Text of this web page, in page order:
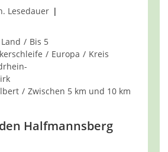
Lesedauer
/ Bis 5
/ Europa / Kreis
/ Zwischen 5 km und 10 km
Halfmannsberg